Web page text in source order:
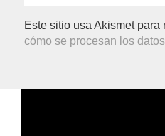
Este sitio usa Akismet
cómo se procesan los